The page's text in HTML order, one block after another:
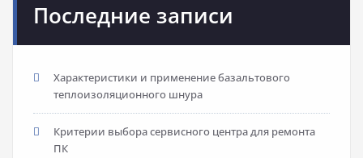
Последние записи
Характеристики и применение базальтового
теплоизоляционного шнура
Критерии выбора сервисного центра для ремонта
ПК